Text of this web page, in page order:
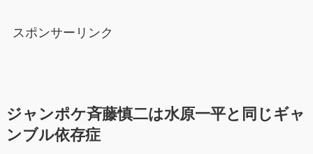
スポンサーリンク
ジャンポケ斉藤慎二は水原一平と同じギャ
ンブル依存症